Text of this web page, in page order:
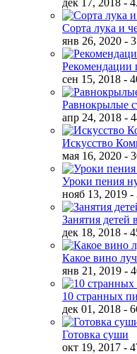
дек 17, 2018 -
Сорта лука и
янв 26, 2020 -
Рекомендации
сен 15, 2018 -
Равнокрылые
апр 24, 2018 -
Искусство
мая 16, 2020 -
Уроки пения
нояб 13, 2019 -
Занятия детей
дек 18, 2018 -
Какое вино
янв 21, 2019 -
10 странных
дек 01, 2018 -
Готовка суши
окт 19, 2017 -